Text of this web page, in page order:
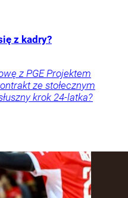
z kadry?
z PGE Projektem
ze stołecznym
krok 24-latka?